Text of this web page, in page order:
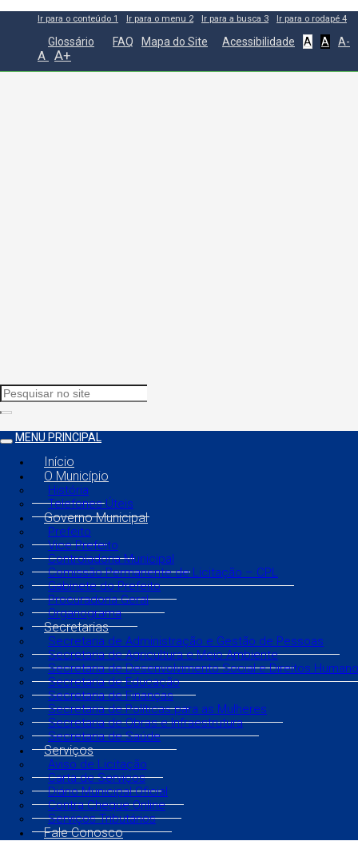
Ir para o conteúdo 1 Ir para o menu 2 Ir para a busca 3 Ir para o rodapé 4
Glossário FAQ Mapa do Site Acessibilidade A A A-
A A+
MENU PRINCIPAL
Início
O Município
História
Telefones Úteis
Governo Municipal
Prefeito
Vice Prefeito
Controladoria Municipal
Comissão Permanente de Licitação – CPL
Gabinete do Prefeito
Procuradoria Geral
Organograma
Secretarias
Secretaria de Administração e Gestão de Pessoas
Secretaria de Agricultura e Meio Ambiente
Secretaria de Desenvolvimento Social e Direitos
Secretaria de Educação
Secretaria de Finanças
Secretaria de Políticas para as Mulheres
Secretaria de Obras e Infraestrutura
Secretaria de Saúde
Serviços
Aviso de Licitação
Carta de Serviços
Diário Municipal Oficial
Contra Cheque Online
Serviços Tributários
Fale Conosco